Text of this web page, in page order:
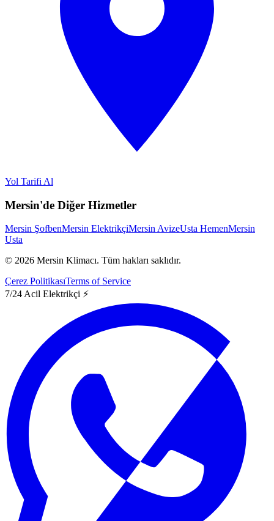
Yol Tarifi Al
Mersin'de Diğer Hizmetler
Mersin ŞofbenMersin ElektrikçiMersin AvizeUsta HemenMersin
Usta
© 2026 Mersin Klimacı. Tüm hakları saklıdır.
Çerez PolitikasıTerms of Service
7/24 Acil Elektrikçi ⚡